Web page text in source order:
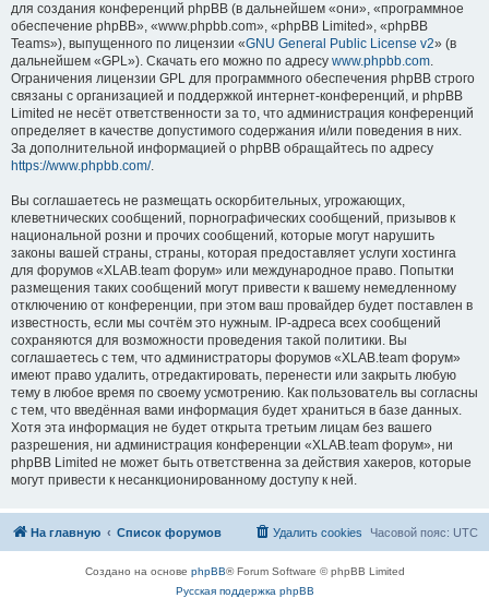
для создания конференций phpBB (в дальнейшем «они», «программное
обеспечение phpBB», «www.phpbb.com», «phpBB Limited», «phpBB
Teams»), выпущенного по лицензии «GNU General Public License v2» (в
дальнейшем «GPL»). Скачать его можно по адресу www.phpbb.com.
Ограничения лицензии GPL для программного обеспечения phpBB строго
связаны с организацией и поддержкой интернет-конференций, и phpBB
Limited не несёт ответственности за то, что администрация конференций
определяет в качестве допустимого содержания и/или поведения в них.
За дополнительной информацией о phpBB обращайтесь по адресу
https://www.phpbb.com/.
Вы соглашаетесь не размещать оскорбительных, угрожающих,
клеветнических сообщений, порнографических сообщений, призывов к
национальной розни и прочих сообщений, которые могут нарушить
законы вашей страны, страны, которая предоставляет услуги хостинга
для форумов «XLAB.team форум» или международное право. Попытки
размещения таких сообщений могут привести к вашему немедленному
отключению от конференции, при этом ваш провайдер будет поставлен в
известность, если мы сочтём это нужным. IP-адреса всех сообщений
сохраняются для возможности проведения такой политики. Вы
соглашаетесь с тем, что администраторы форумов «XLAB.team форум»
имеют право удалить, отредактировать, перенести или закрыть любую
тему в любое время по своему усмотрению. Как пользователь вы согласны
с тем, что введённая вами информация будет храниться в базе данных.
Хотя эта информация не будет открыта третьим лицам без вашего
разрешения, ни администрация конференции «XLAB.team форум», ни
phpBB Limited не может быть ответственна за действия хакеров, которые
могут привести к несанкционированному доступу к ней.
На главную Список форумов Часовой пояс: UTC
Удалить cookies
Создано на основе phpBB® Forum Software © phpBB Limited
Русская поддержка phpBB